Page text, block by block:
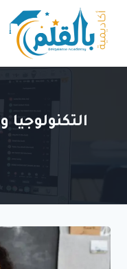
التجاوز
المحتوى